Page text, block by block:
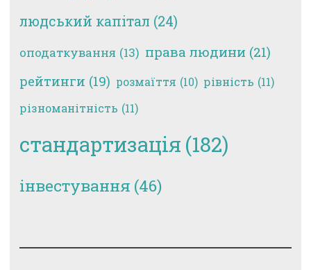
людський капітал (24)
оподаткування (13) права людини (21)
рейтинги (19) розмаїття (10) рівність (11)
різноманітність (11)
стандартизація (182)
інвестування (46)